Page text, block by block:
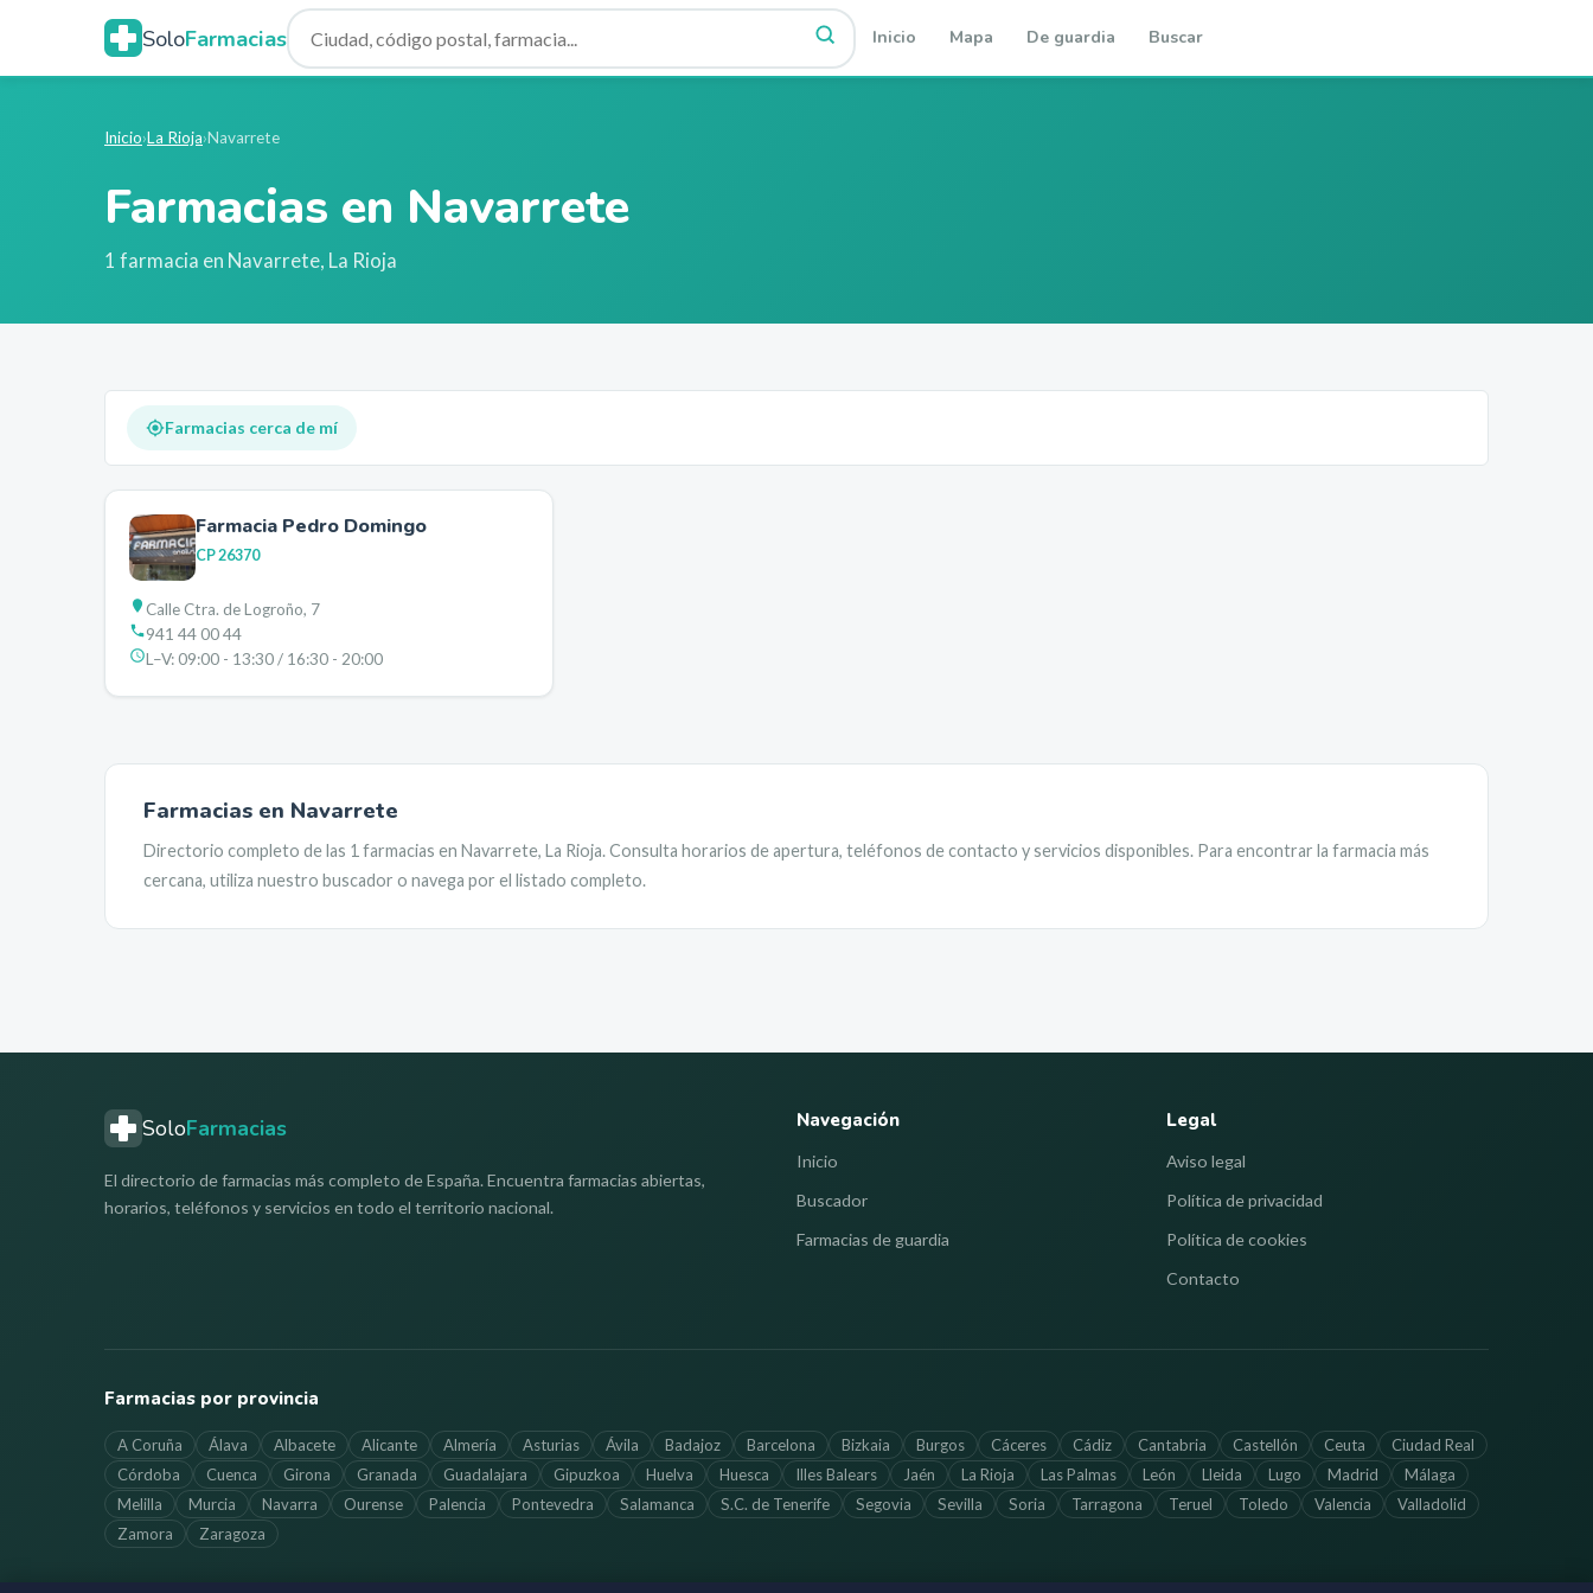
SoloFarmacias Inicio Mapa De guardia Buscar
Inicio›La Rioja›Navarrete
Farmacias en Navarrete
1 farmacia en Navarrete, La Rioja
Farmacias cerca de mí
Farmacia Pedro Domingo
CP26370
Calle Ctra. de Logroño, 7
941 44 00 44
L–V:09:00 - 13:30 / 16:30 - 20:00
Farmacias en Navarrete
Directorio completo de las 1 farmacias en Navarrete, La Rioja. Consulta horarios de apertura, teléfonos de contacto y servicios disponibles. Para encontrar la farmacia más
cercana, utiliza nuestro buscador o navega por el listado completo.
SoloFarmacias
El directorio de farmacias más completo de España. Encuentra farmacias abiertas,
horarios, teléfonos y servicios en todo el territorio nacional.
Navegación
Inicio
Buscador
Farmacias de guardia
Legal
Aviso legal
Política de privacidad
Política de cookies
Contacto
Farmacias por provincia
A Coruña Álava Albacete Alicante Almería Asturias Ávila Badajoz Barcelona Bizkaia Burgos Cáceres Cádiz Cantabria Castellón Ceuta
Ciudad Real
Córdoba
Cuenca Girona Granada Guadalajara Gipuzkoa Huelva Huesca Illes Balears Jaén La Rioja Las Palmas León Lleida Lugo Madrid
Málaga
Melilla
Murcia Navarra Ourense Palencia Pontevedra Salamanca S.C. de Tenerife Segovia Sevilla Soria Tarragona Teruel Toledo Valencia
Valladolid
Zamora
Zaragoza